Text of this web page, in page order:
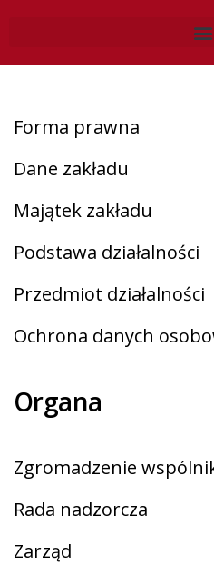
Forma prawna
Dane zakładu
Majątek zakładu
Podstawa działalności
Przedmiot działalności
Ochrona danych
Organa
Zgromadzenie
Rada nadzorcza
Zarząd